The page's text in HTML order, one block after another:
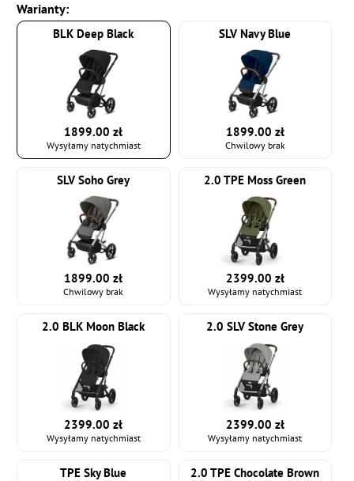
Warianty:
BLK Deep Black
1899.00 zł
Wysyłamy natychmiast
SLV Navy Blue
1899.00 zł
Chwilowy brak
SLV Soho Grey
1899.00 zł
Chwilowy brak
2.0 TPE Moss Green
2399.00 zł
Wysyłamy natychmiast
2.0 BLK Moon Black
2399.00 zł
Wysyłamy natychmiast
2.0 SLV Stone Grey
2399.00 zł
Wysyłamy natychmiast
TPE Sky Blue 2.0 TPE Chocolate Brown